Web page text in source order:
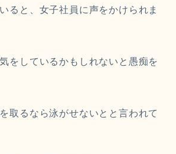
ると、女子社員に声をかけられま
をしているかもしれないと愚痴を
取るなら泳がせないとと言われて